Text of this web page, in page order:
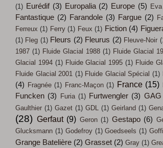
(1) Eurédif (3) Europalia (2) Europe (5) Eva
Fantastique (2) Farandole (3) Fargue (2)
Ferreux (1) Ferry (1) Feux (1) Fiction (4)
(1) Fleg (1) Fleurs (2) Fleurus (2) Fleuve-Noir
1987 (1) Fluide Glacial 1988 (1) Fluide Glacial
Glacial 1994 (1) Fluide Glacial 1995 (1) Fluide
Fluide Glacial 2001 (1) Fluide Glacial Spécial (1)
(4) Fragnée (1) Franc-Maçon (1) France (15)
Funcken (3) Furia (1) Furtwengler (3)
Gaulthier (1) Gazet (1) GDL (1) Geirland (1)
(28) Gerfaut (9) Geron (1) Gestapo (6)
Glucksmann (1) Godefroy (1) Goedseels (1)
Grange Batelière (2) Grasset (2) Gray (1)